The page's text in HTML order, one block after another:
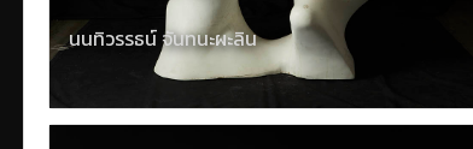
นนทิวรรธน์ จันทนะผะลิน